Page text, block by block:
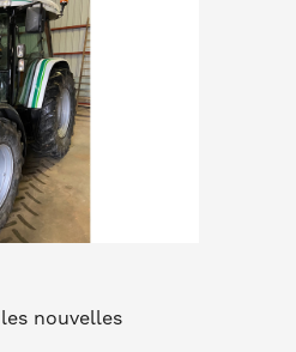
nouvelles